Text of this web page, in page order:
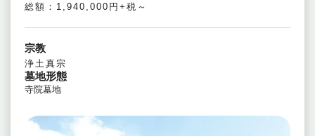
総額：1,940,000円+税～
宗教
浄土真宗
墓地形態
寺院墓地